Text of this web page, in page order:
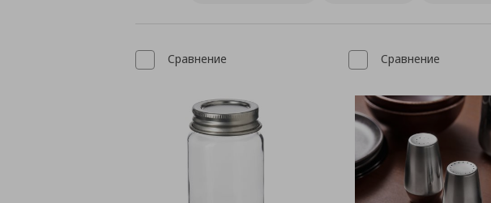
Сравнение Сравнение